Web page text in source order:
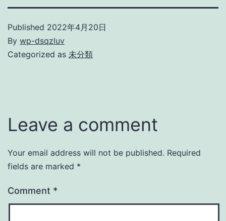
Published 2022年4月20日
By wp-dsqzluv
Categorized as 未分類
Leave a comment
Your email address will not be published. Required
fields are marked *
Comment *